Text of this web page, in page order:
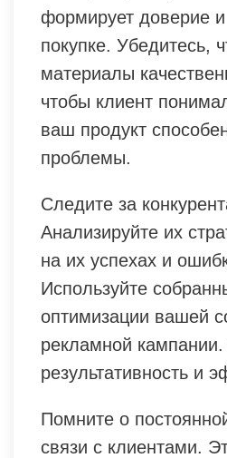
формирует доверие и
покупке. Убедитесь,
материалы
чтобы клиент
ваш продукт
проблемы.
Следите за
Анализируйте их
на их успехах и
Используйте
оптимизации вашей
рекламной
результативность и
Помните о
связи с клиентами.